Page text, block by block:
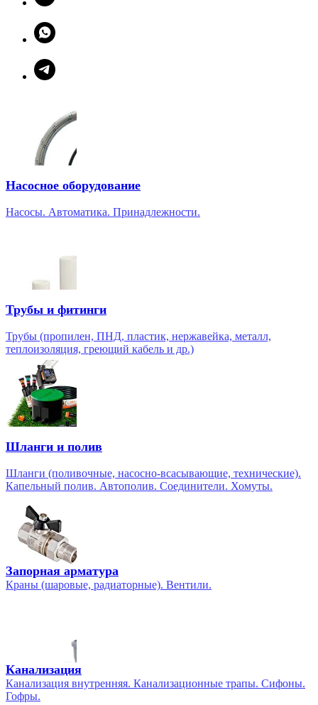
Насосное оборудование
Насосы. Автоматика. Принадлежности.
Трубы и фитинги
Трубы (пропилен, ПНД, пластик, нержавейка, металл,
теплоизоляция, греющий кабель и др.)
Шланги и полив
Шланги (поливочные, насосно-всасывающие, технические).
Капельный полив. Автополив. Соединители. Хомуты.
Запорная арматура
Краны (шаровые, радиаторные). Вентили.
Канализация
Канализация внутренняя. Канализационные трапы. Сифоны.
Гофры.